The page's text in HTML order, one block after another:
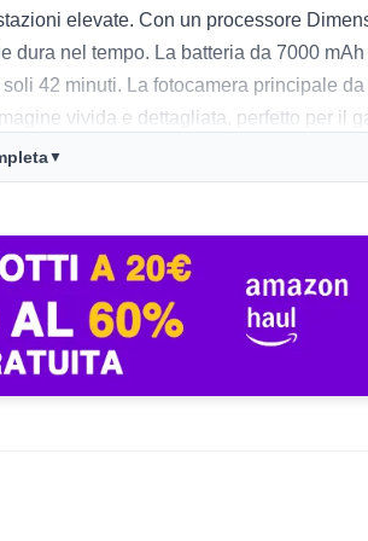
elevate. Con un processore
nel tempo. La batteria da 7000
42 minuti. La fotocamera principale
vivida e dettagliata, perfetto per il
più pesanti a 120 FPS senza il minimo
e gli appassionati di fotografia.
di grado IP69 è un plus per chi cerca
una scelta solida per chi desidera
▼